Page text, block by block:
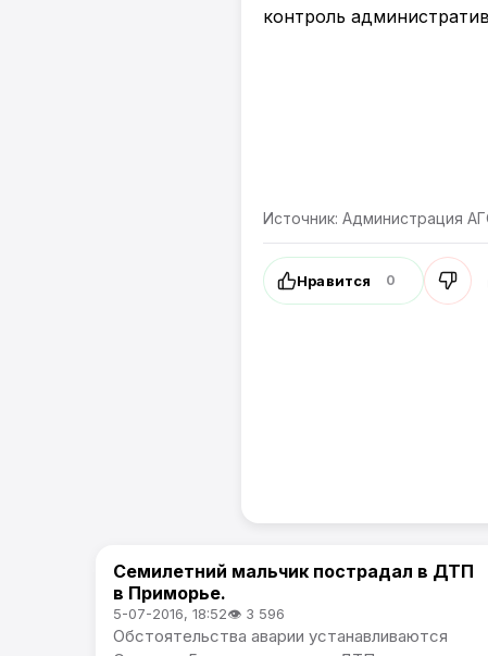
контроль
Источник: Администрация
Нравится 0
Происшествия
Семилетний мальчик пострадал в ДТП
в Приморье.
5-07-2016, 18:52👁 3 596
Обстоятельства аварии устанавливаются